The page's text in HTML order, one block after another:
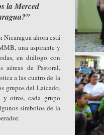
la Merced
ahora está
una aspirante y
en diálogo con
aéreas de Pastoral,
a las cuatro de la
grupos del Laicado,
otros, cada grupo
símbolos de la